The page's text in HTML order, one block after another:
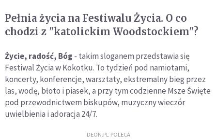
Pełnia życia na Festiwalu Życia. O co
chodzi z "katolickim Woodstockiem"?
Życie, radość, Bóg - takim sloganem przedstawia się
Festiwal Życia w Kokotku. To tydzień pod namiotami,
koncerty, konferencje, warsztaty, ekstremalny bieg przez
las, wodę, błoto i piasek, a przy tym codzienne Msze Święte
pod przewodnictwem biskupów, muzyczny wieczór
uwielbienia i adoracja 24/7.
DEON.PL POLECA